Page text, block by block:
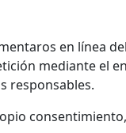
en línea
mediante el
responsables.